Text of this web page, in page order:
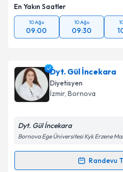
En Yakın Saatler
10 Ağu
09:00
10 Ağu
09:30
Dyt. Gül İncekara
Diyetisyen
İzmir, Bornova
Dyt. Gül İncekara
Bornova Ege Üniversitesi Kyk Erzene
Randevu
Randevu Takvimi